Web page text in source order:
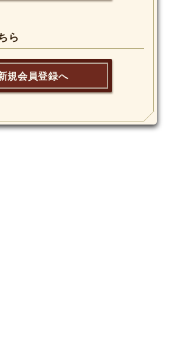
ら
規会員登録へ